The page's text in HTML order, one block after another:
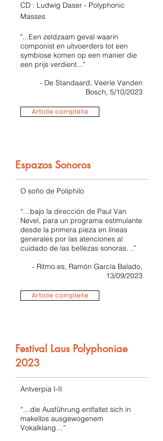
CD : Ludwig Daser - Polyphonic
Masses
"...Een zeldzaam geval waarin
componist en uitvoerders tot een
symbiose komen op een manier die
een prijs verdient..."
- De Standaard, Veerle Vanden
Bosch, 5/10/2023
Article complete
Espazos Sonoros
O soño de Poliphilo
“…bajo la dirección de Paul Van
Nevel, para un programa estimulante
desde la primera pieza en líneas
generales por las atenciones al
cuidado de las bellezas sonoras…”
- Ritmo.es, Ramón García Balado,
13/09/2023
Article complete
Festival Laus Polyphoniae
2023
Antverpia I-II
“…die Ausführung entfaltet sich in
makellos ausgewogenem
Vokalklang…”